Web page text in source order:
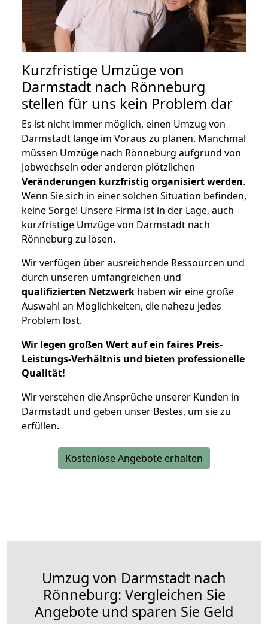
Kurzfristige Umzüge von
Darmstadt nach Rönneburg
stellen für uns kein Problem dar
Es ist nicht immer möglich, einen Umzug von
Darmstadt lange im Voraus zu planen. Manchmal
müssen Umzüge nach Rönneburg aufgrund von
Jobwechseln oder anderen plötzlichen
Veränderungen kurzfristig organisiert werden.
Wenn Sie sich in einer solchen Situation befinden,
keine Sorge! Unsere Firma ist in der Lage, auch
kurzfristige Umzüge von Darmstadt nach
Rönneburg zu lösen.
Wir verfügen über ausreichende Ressourcen und
durch unseren umfangreichen und
qualifizierten Netzwerk haben wir eine große
Auswahl an Möglichkeiten, die nahezu jedes
Problem löst.
Wir legen großen Wert auf ein faires Preis-
Leistungs-Verhältnis und bieten professionelle
Qualität!
Wir verstehen die Ansprüche unserer Kunden in
Darmstadt und geben unser Bestes, um sie zu
erfüllen.
Kostenlose Angebote erhalten
Umzug von Darmstadt nach
Rönneburg: Vergleichen Sie
Angebote und sparen Sie Geld